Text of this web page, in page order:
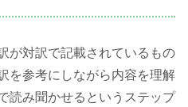
が対訳で記載されているもの
を参考にしながら内容を理解
読み聞かせるというステップ